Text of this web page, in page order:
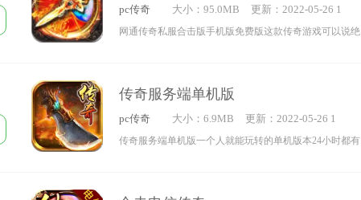
pc传奇 大小：95.0MB
更新：2022-05-26 1
2:31:44
网通传奇私服合击版手机版免费版这款传奇游戏可以说绝
斗力本游戏上还有相当爽的打孔功能快速升级快速升级快
速升级惊喜不断惊喜不断玩家可以体验到英雄合击独特的
战魂养成系统可以帮助用户轻松提升战斗力本游戏上还有
传奇服务端单机版
pc传奇 大小：6.9MB
更新：2022-05-26 1
1:31:22
传奇服务端单机版一个人就能玩转的单机版本24小时都有